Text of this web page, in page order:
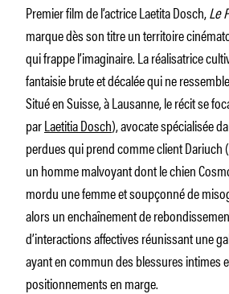
Premier film de l’actrice Laetita Dosch,Le
marque dès son titre un territoire
qui frappe l’imaginaire. La réalisatrice
fantaisie brute et décalée qui ne
Situé en Suisse, à Lausanne, le récit se
parLaetitia Dosch), avocate spécialisée
perdues qui prend comme client Dariuch
un homme malvoyant dont le chien
mordu une femme et soupçonné de
alors un enchaînement de
d’interactions affectives réunissant une
ayant en commun des blessures intimes
positionnements en marge.